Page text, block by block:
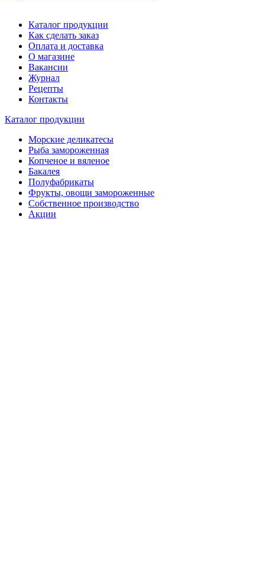
Каталог продукции
Как сделать заказ
Оплата и доставка
О магазине
Вакансии
Журнал
Рецепты
Контакты
Каталог продукции
Морские деликатесы
Рыба замороженная
Копченое и вяленое
Бакалея
Полуфабрикаты
Фрукты, овощи замороженные
Собственное производство
Акции